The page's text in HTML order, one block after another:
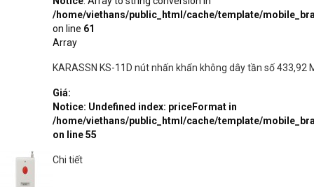
/home/viethans/public_html/cache/template/
on line 61
Array
KARASSN KS-11D nút nhấn khẩn không dây tần số 433,92
Giá:
Notice: Undefined index: priceFormat in
/home/viethans/public_html/cache/template/
on line55
Chi tiết